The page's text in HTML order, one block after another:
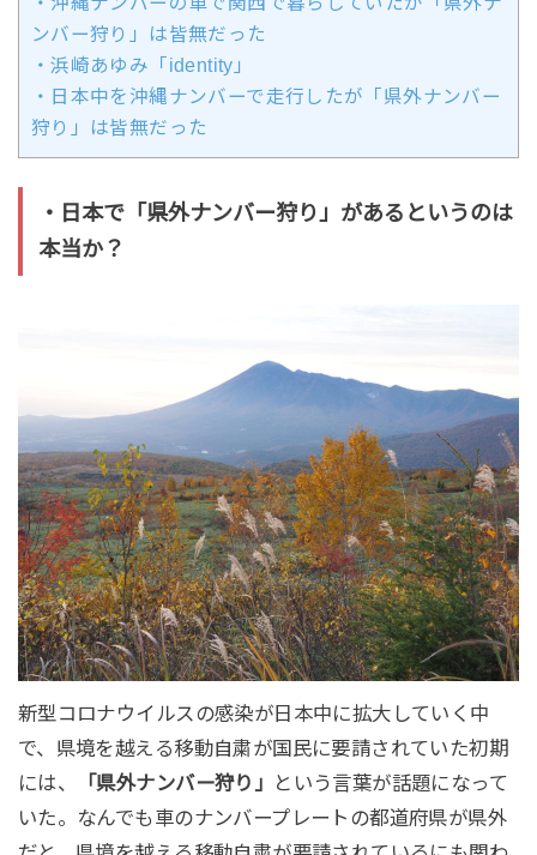
ンバー狩り」は皆無だった
・浜崎あゆみ「identity」
・日本中を沖縄ナンバーで走行したが「県外ナンバー
狩り」は皆無だった
・日本で「県外ナンバー狩り」があるというのは
本当か？
新型コロナウイルスの感染が日本中に拡大していく中
で、県境を越える移動自粛が国民に要請されていた初期
には、
「県外ナンバー狩り」
という言葉が話題になって
いた。なんでも車のナンバープレートの都道府県が県外